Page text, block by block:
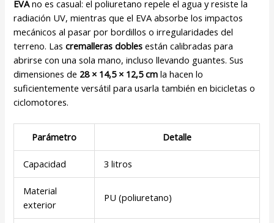
EVAno es casual: el poliuretano repele el agua y resiste la
radiación UV, mientras que el EVA absorbe los impactos
mecánicos al pasar por bordillos o irregularidades del
terreno. Lascremalleras dobles están calibradas para
abrirse con una sola mano, incluso llevando guantes. Sus
dimensiones de 28 × 14,5 × 12,5 cm la hacen lo
suficientemente versátil para usarla también en bicicletas o
ciclomotores.
Parámetro Detalle
Capacidad 3 litros
Material
exterior
PU (poliuretano)